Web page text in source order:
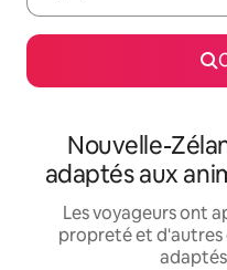
Nouvelle-
adaptés aux
Les voyageurs ont
propreté et d'autres